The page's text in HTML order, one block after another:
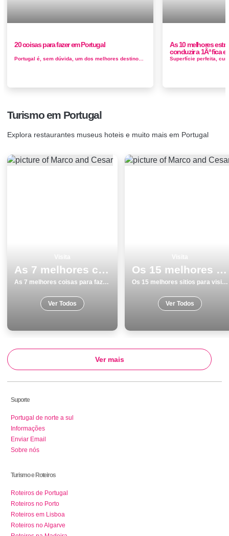
20 coisas para fazer em Portugal
As 10 melhores
conduzir a 1Âª fica
Turismo em Portugal
Explora restaurantes museus hoteis e muito mais em Portugal
As 7 melhores coisas para fazer e visitar em Beja
As 7 melhores coisas para fazer e visitar em Beja
Ver Todos
Os 15 melhores sitios para visitar em Faro
Os 15 melhores sitios para visitar em Faro
Ver Todos
Ver mais
Suporte
Portugal de norte a sul
Informações
Enviar Email
Sobre nós
Turismo e Roteiros
Roteiros de Portugal
Roteiros no Porto
Roteiros em Lisboa
Roteiros no Algarve